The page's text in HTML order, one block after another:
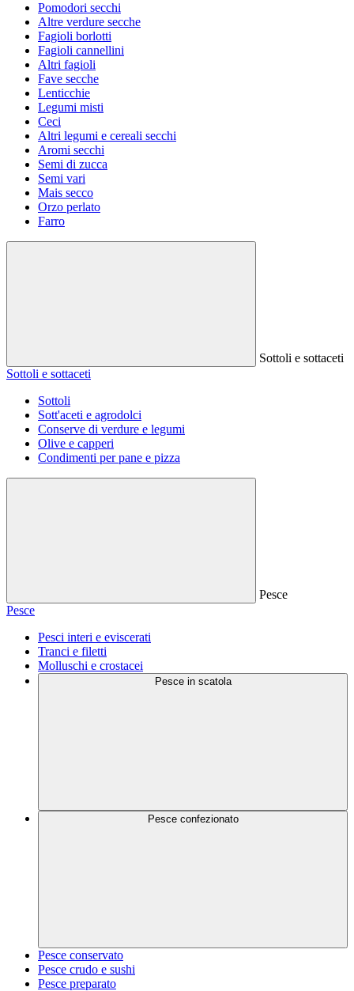
Pomodori secchi
Altre verdure secche
Fagioli borlotti
Fagioli cannellini
Altri fagioli
Fave secche
Lenticchie
Legumi misti
Ceci
Altri legumi e cereali secchi
Aromi secchi
Semi di zucca
Semi vari
Mais secco
Orzo perlato
Farro
Sottoli e sottaceti
Sottoli e sottaceti
Sottoli
Sott'aceti e agrodolci
Conserve di verdure e legumi
Olive e capperi
Condimenti per pane e pizza
Pesce
Pesce
Pesci interi e eviscerati
Tranci e filetti
Molluschi e crostacei
Pesce in scatola
Pesce confezionato
Pesce conservato
Pesce crudo e sushi
Pesce preparato